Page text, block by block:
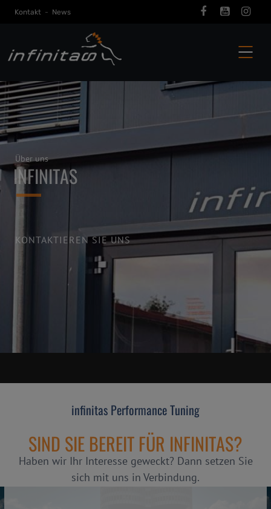
Kontakt - News
Über uns
INFINITAS
KONTAKTIEREN SIE UNS
infinitas Performance Tuning
SIND SIE BEREIT FÜR INFINITAS?
Haben wir Ihr Interesse geweckt? Dann setzen Sie
sich mit uns in Verbindung.